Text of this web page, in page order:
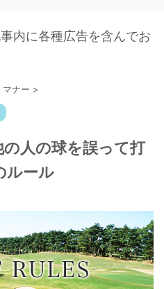
内に各種広告を含んでお
マナー >
の人の球を誤って打
ルール